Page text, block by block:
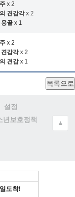
x 2
견갑각x 2
용골 x 1
x 2
갑각x 2
견갑x 1
목록으로
설정
년보호정책
▲